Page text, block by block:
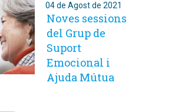
04 de Agost de 2021
Noves sessions
del Grup de
Suport
Emocional i
Ajuda Mútua